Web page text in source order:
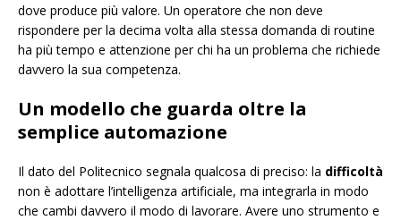
dove produce più valore. Un operatore che non deve
rispondere per la decima volta alla stessa domanda di routine
ha più tempo e attenzione per chi ha un problema che richiede
davvero la sua competenza.
Un modello che guarda oltre la
semplice automazione
Il dato del Politecnico segnala qualcosa di preciso: la difficoltà
non è adottare l’intelligenza artificiale, ma integrarla in modo
che cambi davvero il modo di lavorare. Avere uno strumento e